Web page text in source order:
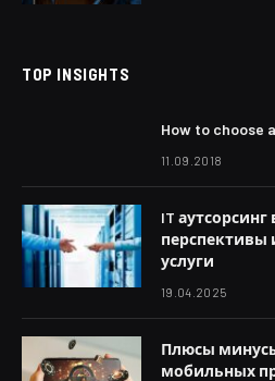
TOP INSIGHTS
How to choose
11.09.2018
IT
перспективы
услуги
19.04.2025
Плюсы
мобильных